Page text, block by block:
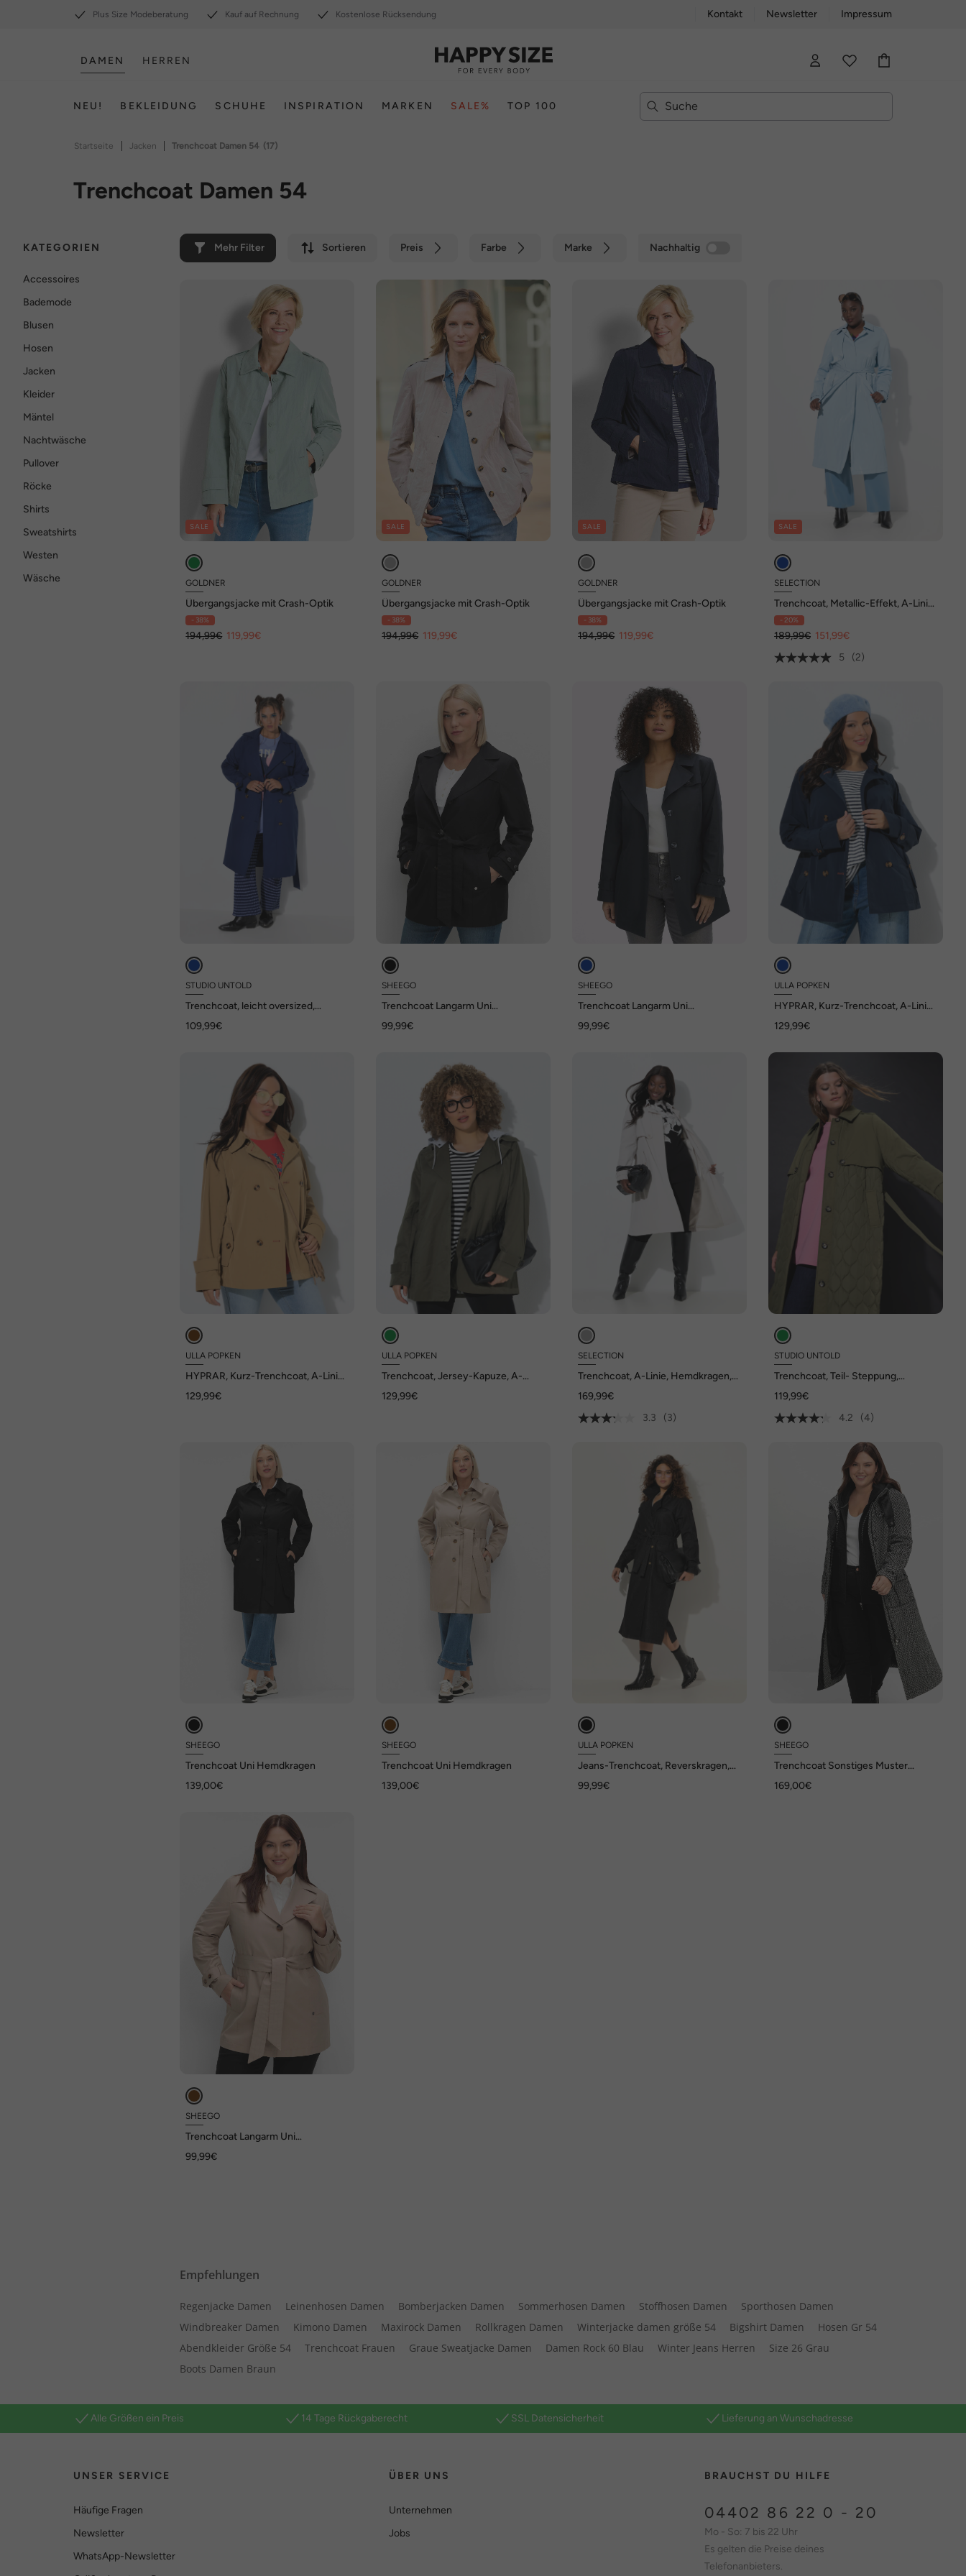
Plus Size Modeberatung Kauf auf Rechnung Kostenlose Rücksendung Kontakt Newsletter Impressum
DAMEN HERREN
NEU! BEKLEIDUNG SCHUHE INSPIRATION MARKEN SALE% TOP 100
Startseite | Jacken | Trenchcoat Damen 54 (17)
Trenchcoat Damen 54
KATEGORIEN Mehr Filter Sortieren Preis Farbe Marke Nachhaltig
Accessoires
Bademode
Blusen
Hosen
Jacken
Kleider
Mäntel
Nachtwäsche
Pullover
Röcke
Shirts
Sweatshirts
Westen
Wäsche
SALE
GOLDNER
Übergangsjacke mit Crash-Optik
- 38%
194,99€ 119,99€
SALE
GOLDNER
Übergangsjacke mit Crash-Optik
- 38%
194,99€ 119,99€
SALE
GOLDNER
Übergangsjacke mit Crash-Optik
- 38%
194,99€ 119,99€
SALE
SELECTION
Trenchcoat, Metallic-Effekt, A-Linie,
Hemdkragen, Gürtel
- 20%
189,99€ 151,99€
5
(2)
STUDIO UNTOLD
Trenchcoat, leicht oversized,
109,99€
SHEEGO
Trenchcoat Langarm Uni
99,99€
SHEEGO
Trenchcoat Langarm Uni
99,99€
ULLA POPKEN
HYPRAR, Kurz-Trenchcoat, A-Linie,
129,99€
ULLA POPKEN
HYPRAR, Kurz-Trenchcoat, A-Linie,
129,99€
ULLA POPKEN
Trenchcoat, Jersey-Kapuze, A-
129,99€
SELECTION
Trenchcoat, A-Linie, Hemdkragen,
169,99€
3.3
(3)
STUDIO UNTOLD
Trenchcoat, Teil- Steppung,
119,99€
4.2
(4)
SHEEGO
Trenchcoat Uni Hemdkragen
139,00€
SHEEGO
Trenchcoat Uni Hemdkragen
139,00€
ULLA POPKEN
Jeans-Trenchcoat, Reverskragen,
99,99€
SHEEGO
Trenchcoat Sonstiges Muster
169,00€
SHEEGO
Trenchcoat Langarm Uni
99,99€
Empfehlungen
Regenjacke Damen Leinenhosen Damen Bomberjacken Damen Sommerhosen Damen Stoffhosen Damen
Sporthosen Damen
Windbreaker Damen
Kimono Damen Maxirock Damen Rollkragen Damen Winterjacke damen größe 54 Bigshirt Damen
Hosen Gr 54
Abendkleider Größe 54
Trenchcoat Frauen Graue Sweatjacke Damen Damen Rock 60 Blau Winter Jeans Herren
Size 26 Grau
Boots Damen Braun
Alle Größen ein Preis 14 Tage Rückgaberecht SSL Datensicherheit Lieferung an Wunschadresse
UNSER SERVICE
Häufige Fragen
Newsletter
WhatsApp-Newsletter
ÜBER UNS
Unternehmen
Jobs
BRAUCHST DU HILFE
04402 86 22 0 - 20
Mo - So: 7 bis 22 Uhr
Es gelten die Preise deines
Telefonanbieters.